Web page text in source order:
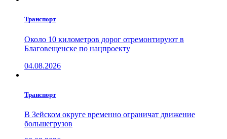
Транспорт
Около 10 километров дорог отремонтируют в
Благовещенске по нацпроекту
04.08.2026
Транспорт
В Зейском округе временно ограничат движение
большегрузов